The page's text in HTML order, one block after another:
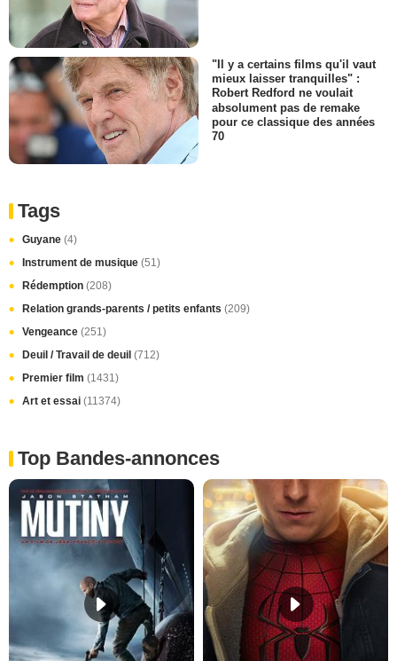
"Il y a certains films qu'il vaut
mieux laisser tranquilles" :
Robert Redford ne voulait
absolument pas de remake
pour ce classique des années
70
Tags
Guyane (4)
Instrument de musique (51)
Rédemption (208)
Relation grands-parents / petits enfants (209)
Vengeance (251)
Deuil / Travail de deuil (712)
Premier film (1431)
Art et essai (11374)
Top Bandes-annonces